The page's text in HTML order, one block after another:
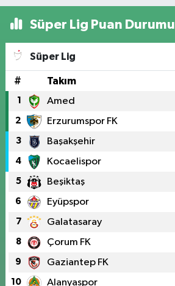
Süper Lig Puan Durumu
Süper Lig
# Takım
1 Amed
2 Erzurumspor FK
3 Başakşehir
4 Kocaelispor
5 Beşiktaş
6 Eyüpspor
7 Galatasaray
8 Çorum FK
9 Gaziantep FK
10 Alanyaspor